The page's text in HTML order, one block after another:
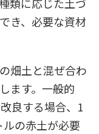
き、必要な資材
畑土と混ぜ合わ
ます。一般的
良する場合、1
の赤土が必要